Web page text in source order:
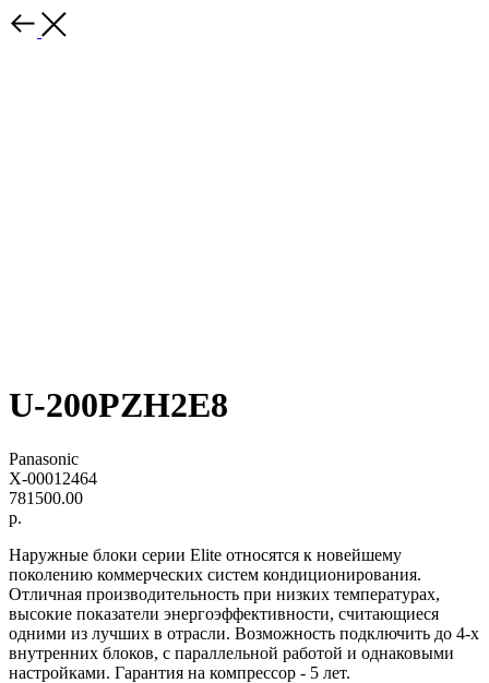
U-200PZH2E8
Panasonic
X-00012464
781500.00
р.
Наружные блоки серии Elite относятся к новейшему
поколению коммерческих систем кондиционирования.
Отличная производительность при низких температурах,
высокие показатели энергоэффективности, считающиеся
одними из лучших в отрасли. Возможность подключить до 4-х
внутренних блоков, с параллельной работой и однаковыми
настройками. Гарантия на компрессор - 5 лет.